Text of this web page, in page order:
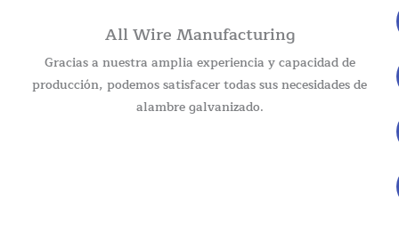
All Wire Manufacturing
Gracias a nuestra amplia experiencia y capacidad de
producción, podemos satisfacer todas sus necesidades de
alambre galvanizado.